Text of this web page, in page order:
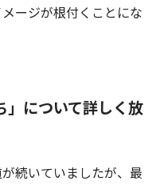
ージが根付くことにな
」について詳しく放
続いていましたが、最